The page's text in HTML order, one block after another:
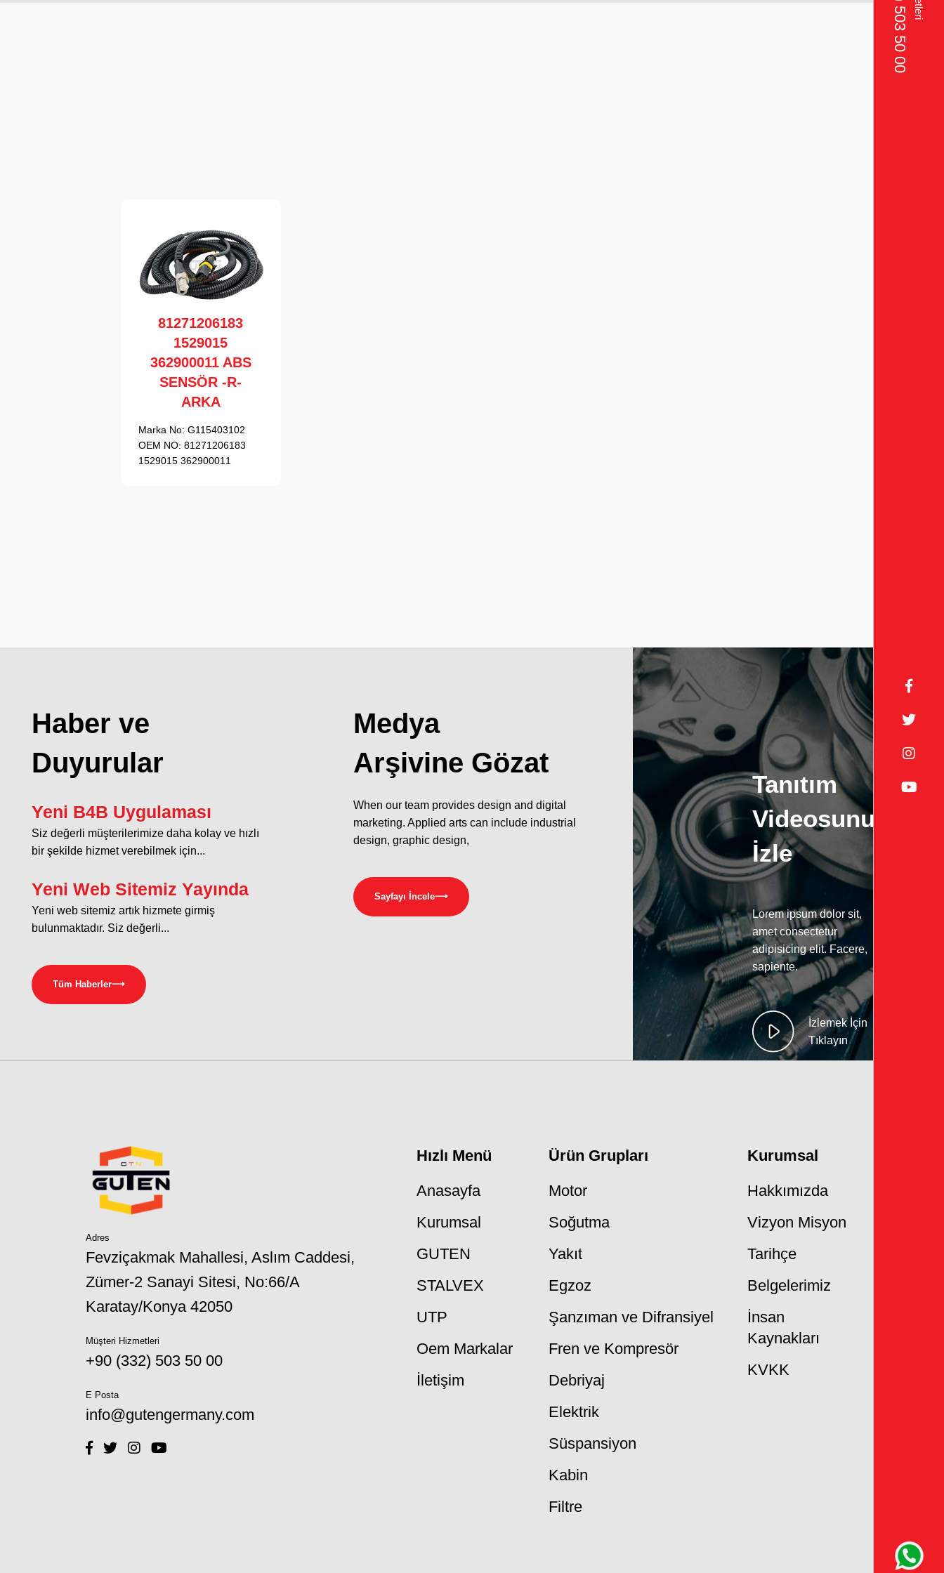
81271206183
1529015
362900011 ABS
SENSÖR -R-
ARKA
Marka No: G115403102
OEM NO: 81271206183
1529015 362900011
Haber ve
Duyurular
Yeni B4B Uygulaması
Siz değerli müşterilerimize daha kolay ve hızlı
bir şekilde hizmet verebilmek için...
Yeni Web Sitemiz Yayında
Yeni web sitemiz artık hizmete girmiş
bulunmaktadır. Siz değerli...
Tüm Haberler⟶
Medya
Arşivine Gözat
When our team provides design and digital
marketing. Applied arts can include industrial
design, graphic design,
Sayfayı İncele⟶
Tanıtım
Videosunu
İzle
Lorem ipsum dolor sit,
amet consectetur
adipisicing elit. Facere,
sapiente.
İzlemek İçin
Tıklayın
Adres
Fevziçakmak Mahallesi, Aslım Caddesi,
Zümer-2 Sanayi Sitesi, No:66/A
Karatay/Konya 42050
Müşteri Hizmetleri
+90 (332) 503 50 00
E Posta
info@gutengermany.com
Hızlı Menü
Anasayfa
Kurumsal
GUTEN
STALVEX
UTP
Oem Markalar
İletişim
Ürün Grupları
Motor
Soğutma
Yakıt
Egzoz
Şanzıman ve Difransiyel
Fren ve Kompresör
Debriyaj
Elektrik
Süspansiyon
Kabin
Filtre
Kurumsal
Hakkımızda
Vizyon Misyon
Tarihçe
Belgelerimiz
İnsan
Kaynakları
KVKK